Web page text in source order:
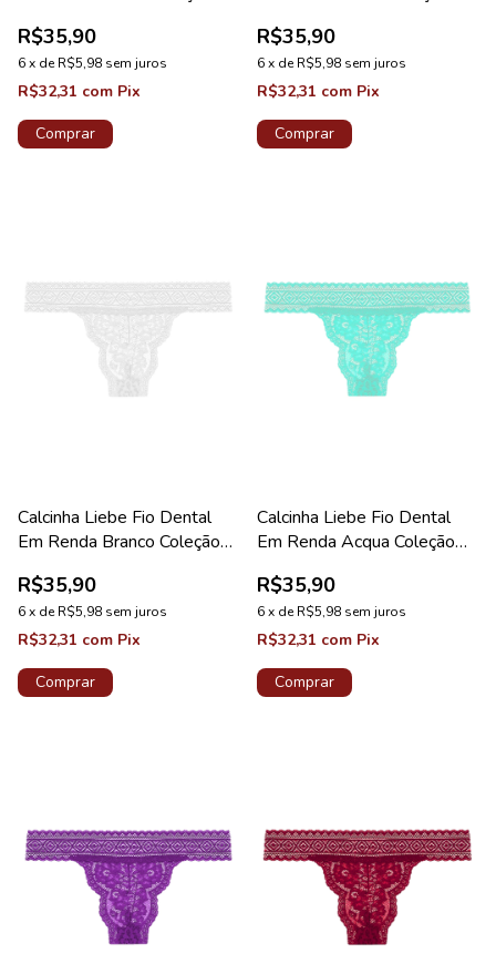
R$35,90
6x deR$5,98 sem juros
R$32,31 com Pix
Comprar
R$35,90
6x deR$5,98 sem juros
R$32,31 com Pix
Comprar
Calcinha Liebe Fio Dental
Em Renda Branco Coleção
R$35,90
6x deR$5,98 sem juros
R$32,31 com Pix
Comprar
Calcinha Liebe Fio Dental
Em Renda Acqua Coleção
R$35,90
6x deR$5,98 sem juros
R$32,31 com Pix
Comprar